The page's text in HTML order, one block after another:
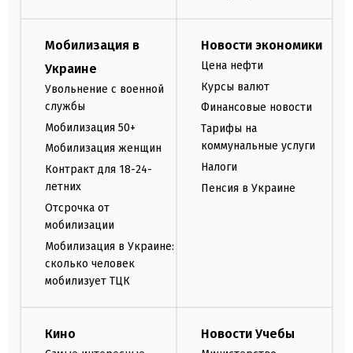
Мобилизация в
Украине
Увольнение с военной
службы
Мобилизация 50+
Мобилизация женщин
Контракт для 18-24-
летних
Отсрочка от
мобилизации
Мобилизация в Украине:
сколько человек
мобилизует ТЦК
Новости экономики
Цена нефти
Курсы валют
Финансовые новости
Тарифы на
коммунальные услуги
Налоги
Пенсия в Украине
Кино Новости Учебы